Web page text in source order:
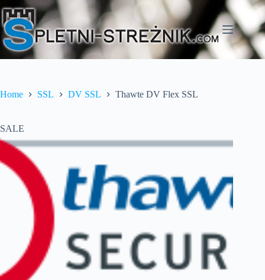
Skip
to
content
Home SSL DV SSL Thawte DV Flex SSL
SALE